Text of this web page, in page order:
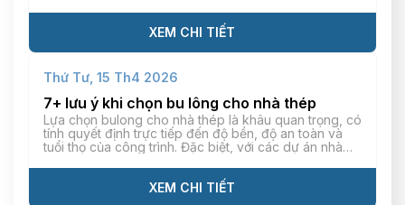
XEM CHI TIẾT
Thứ Tư, 15 Th4 2026
7+ lưu ý khi chọn bu lông cho nhà thép
Lựa chọn bulong cho nhà thép là khâu quan trọng, có
tính quyết định trực tiếp đến độ bền, độ an toàn và
tuổi thọ của công trình. Đặc biệt, với các dự án nhà
XEM CHI TIẾT